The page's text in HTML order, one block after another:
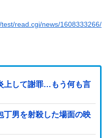
read.cgi/news/1608333266/
上して謝罪…もう何も言
丁男を射殺した場面の映